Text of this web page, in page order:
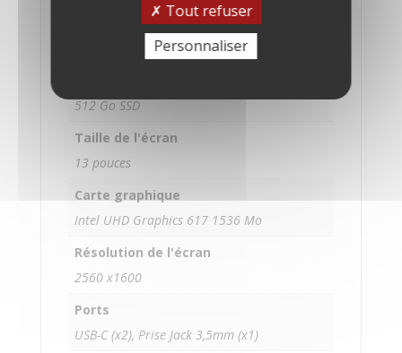
512 Go SSD
Taille de l'écran
13 pouces
Carte graphique
Intel UHD Graphics 617 1536 Mo
Résolution de l'écran
2560 x1600
Ports
USB-C (x2), Prise Jack 3,5mm (x1)
Tout refuser
Personnaliser